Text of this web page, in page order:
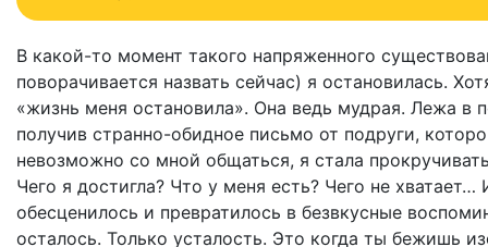
В какой-то момент такого напряженного
поворачивается назвать сейчас) я остановилась.
«жизнь меня остановила». Она ведь мудрая. Лежа в
получив странно-обидное письмо от подруги,
невозможно со мной общаться, я стала
Чего я достигла? Что у меня есть? Чего не хватает…
обесценилось и превратилось в безвкусные
осталось. Только усталость. Это когда ты бежишь